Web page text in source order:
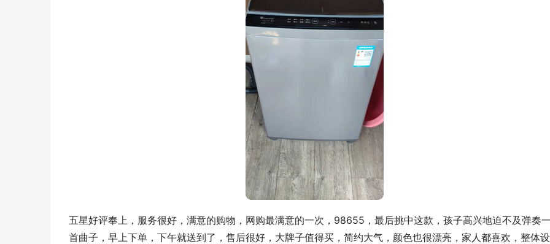
五星好评奉上，服务很好，满意的购物，网购最满意的一次，98655，最后挑中这款，孩子高兴地迫不及弹奏
首曲子，早上下单，下午就送到了，售后很好，大牌子值得买，简约大气，颜色也很漂亮，家人都喜欢，整体